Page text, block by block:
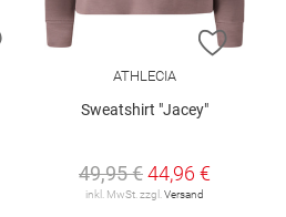
ZUR WUNSCHLISTE HINZUFÜGEN
ZUR
ATHLECIA
Sweatshirt "Jacey"
49,95 €44,96 €
inkl. MwSt. zzgl.Versand